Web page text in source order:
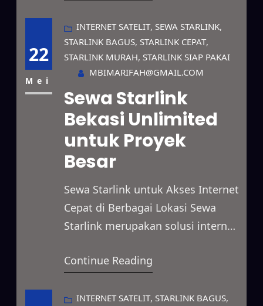
Layanan internet satelit ini dapat
dimanfaatkan untuk berbagai
kebutuhan, mulai dari operasional
perusahaan, proyek di lapangan,
penyelenggaraan acara, hingga
penggunaan pribadi. Selain
menyediakan pilihan durasi sewa
yang fleksibel, Starlink…
22
Mei
INTERNET SATELIT, SEWA STARLINK
STARLINK BAGUS, STARLINK CEPAT
STARLINK MURAH, STARLINK SIAP PAKAI
MBIMARIFAH@GMAIL.COM
Sewa Starlink
Bekasi Unlimited
untuk Proyek
Besar
Sewa Starlink untuk Akses Internet
Cepat di Berbagai Lokasi Sewa
Starlink merupakan solusi internet
menawarkan kecepatan tinggi
Layanan ini bisa digunakan untuk
Continue Reading
INTERNET SATELIT, STARLINK BAGUS